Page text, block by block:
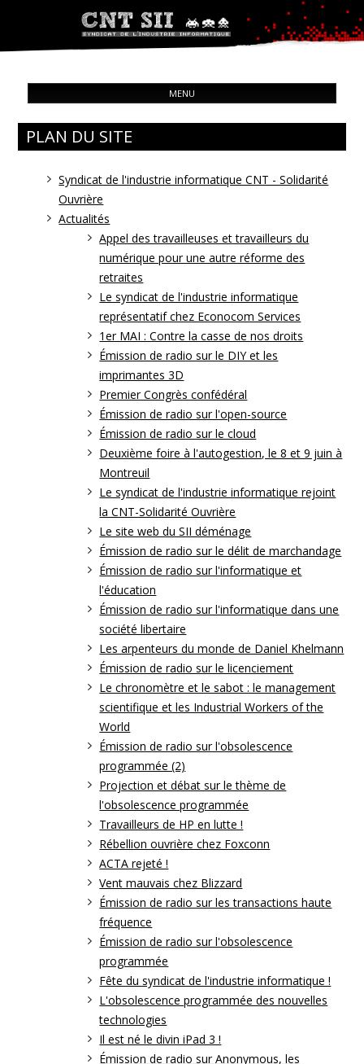
CNT – Solidarité Ouvrière
MENU
PLAN DU SITE
Syndicat de l'industrie informatique CNT - Solidarité
Ouvrière
Actualités
Appel des travailleuses et travailleurs du
numérique pour une autre réforme des
retraites
Le syndicat de l'industrie informatique
représentatif chez Econocom Services
1er MAI : Contre la casse de nos droits
Émission de radio sur le DIY et les
imprimantes 3D
Premier Congrès confédéral
Émission de radio sur l'open-source
Émission de radio sur le cloud
Deuxième foire à l'autogestion, le 8 et 9 juin à
Montreuil
Le syndicat de l'industrie informatique rejoint
la CNT-Solidarité Ouvrière
Le site web du SII déménage
Émission de radio sur le délit de marchandage
Émission de radio sur l'informatique et
l'éducation
Émission de radio sur l'informatique dans une
société libertaire
Les arpenteurs du monde de Daniel Khelmann
Émission de radio sur le licenciement
Le chronomètre et le sabot : le management
scientifique et les Industrial Workers of the
World
Émission de radio sur l'obsolescence
programmée (2)
Projection et débat sur le thème de
l'obsolescence programmée
Travailleurs de HP en lutte !
Rébellion ouvrière chez Foxconn
ACTA rejeté !
Vent mauvais chez Blizzard
Émission de radio sur les transactions haute
fréquence
Émission de radio sur l'obsolescence
programmée
Fête du syndicat de l'industrie informatique !
L'obsolescence programmée des nouvelles
technologies
Il est né le divin iPad 3 !
Émission de radio sur Anonymous, les